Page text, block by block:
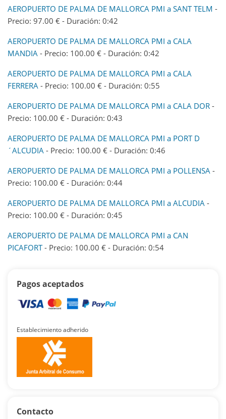
AEROPUERTO DE PALMA DE MALLORCA PMI a SANT TELM -
Precio: 97.00 € - Duración: 0:42
AEROPUERTO DE PALMA DE MALLORCA PMI a CALA
MANDIA - Precio: 100.00 € - Duración: 0:42
AEROPUERTO DE PALMA DE MALLORCA PMI a CALA
FERRERA - Precio: 100.00 € - Duración: 0:55
AEROPUERTO DE PALMA DE MALLORCA PMI a CALA DOR -
Precio: 100.00 € - Duración: 0:43
AEROPUERTO DE PALMA DE MALLORCA PMI a PORT D
´ALCUDIA - Precio: 100.00 € - Duración: 0:46
AEROPUERTO DE PALMA DE MALLORCA PMI a POLLENSA -
Precio: 100.00 € - Duración: 0:44
AEROPUERTO DE PALMA DE MALLORCA PMI a ALCUDIA -
Precio: 100.00 € - Duración: 0:45
AEROPUERTO DE PALMA DE MALLORCA PMI a CAN
PICAFORT- Precio: 100.00 € - Duración: 0:54
Pagos aceptados
Establecimiento adherido
Contacto